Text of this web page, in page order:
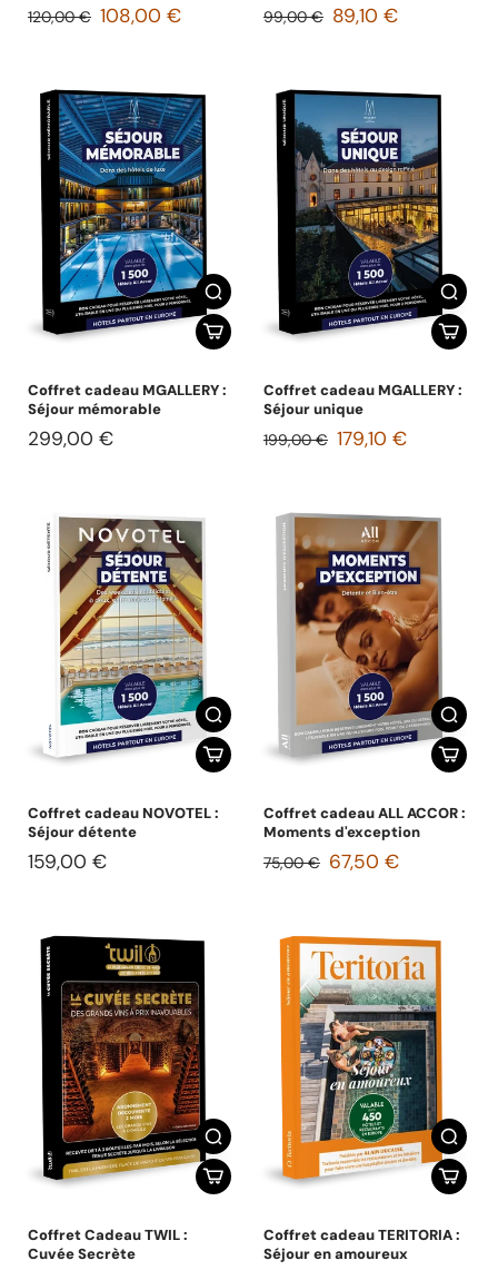
120,00 € 108,00 € 99,00 € 89,10 €
Coffret cadeau MGALLERY :
Séjour mémorable
299,00 €
Coffret cadeau MGALLERY :
Séjour unique
199,00 € 179,10 €
Coffret cadeau NOVOTEL :
Séjour détente
159,00 €
Coffret cadeau ALL ACCOR :
Moments d'exception
75,00 € 67,50 €
Coffret Cadeau TWIL :
Cuvée Secrète
Coffret cadeau TERITORIA :
Séjour en amoureux